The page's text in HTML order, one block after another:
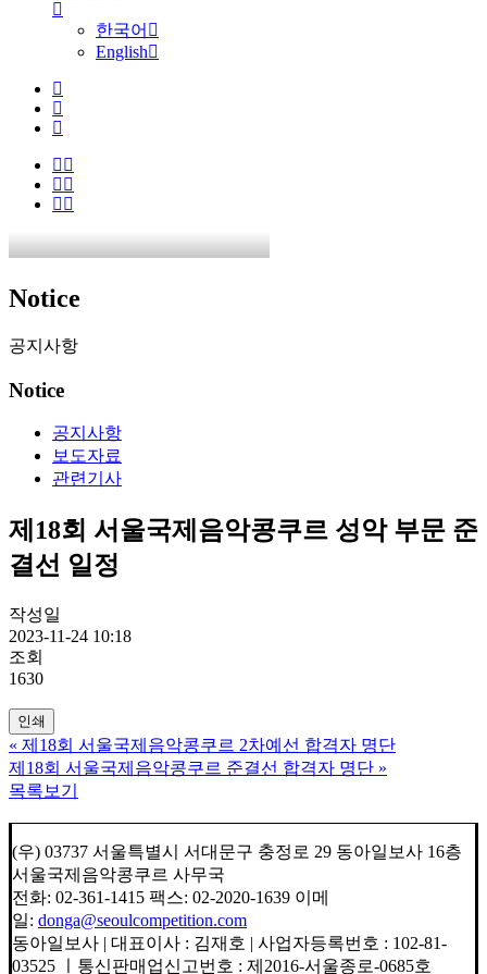
한국어
English
Notice
공지사항
Notice
공지사항
보도자료
관련기사
제18회 서울국제음악콩쿠르 성악 부문 준
결선 일정
작성일
2023-11-24 10:18
조회
1630
인쇄
« 제18회 서울국제음악콩쿠르 2차예선 합격자 명단
제18회 서울국제음악콩쿠르 준결선 합격자 명단 »
목록보기
(우) 03737 서울특별시 서대문구 충정로 29 동아일보사 16층
서울국제음악콩쿠르 사무국
전화: 02-361-1415 팩스: 02-2020-1639 이메
일: donga@seoulcompetition.com
동아일보사 | 대표이사 : 김재호 | 사업자등록번호 : 102-81-
03525 ㅣ통신판매업신고번호 : 제2016-서울종로-0685호